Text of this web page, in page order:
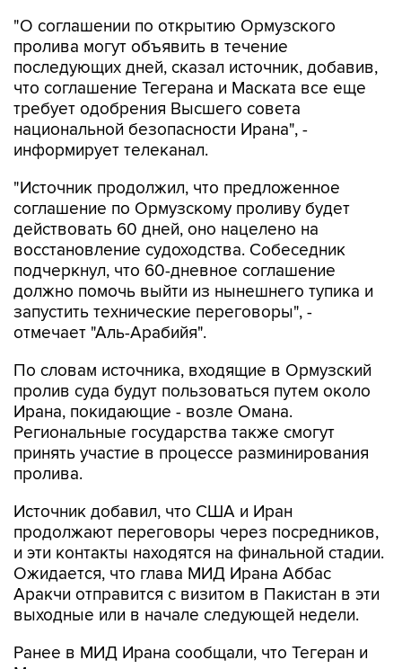
"О соглашении по открытию Ормузского
пролива могут объявить в течение
последующих дней, сказал источник, добавив,
что соглашение Тегерана и Маската все еще
требует одобрения Высшего совета
национальной безопасности Ирана", -
информирует телеканал.
"Источник продолжил, что предложенное
соглашение по Ормузскому проливу будет
действовать 60 дней, оно нацелено на
восстановление судоходства. Собеседник
подчеркнул, что 60-дневное соглашение
должно помочь выйти из нынешнего тупика и
запустить технические переговоры", -
отмечает "Аль-Арабийя".
По словам источника, входящие в Ормузский
пролив суда будут пользоваться путем около
Ирана, покидающие - возле Омана.
Региональные государства также смогут
принять участие в процессе разминирования
пролива.
Источник добавил, что США и Иран
продолжают переговоры через посредников,
и эти контакты находятся на финальной стадии.
Ожидается, что глава МИД Ирана Аббас
Аракчи отправится с визитом в Пакистан в эти
выходные или в начале следующей недели.
Ранее в МИД Ирана сообщали, что Тегеран и